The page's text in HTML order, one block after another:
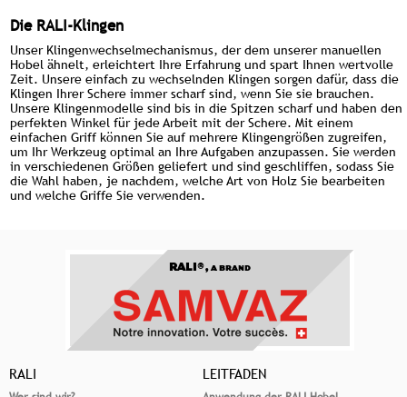
Die RALI-Klingen
Unser Klingenwechselmechanismus, der dem unserer manuellen
Hobel ähnelt, erleichtert Ihre Erfahrung und spart Ihnen wertvolle
Zeit. Unsere einfach zu wechselnden Klingen sorgen dafür, dass die
Klingen Ihrer Schere immer scharf sind, wenn Sie sie brauchen.
Unsere Klingenmodelle sind bis in die Spitzen scharf und haben den
perfekten Winkel für jede Arbeit mit der Schere. Mit einem
einfachen Griff können Sie auf mehrere Klingengrößen zugreifen,
um Ihr Werkzeug optimal an Ihre Aufgaben anzupassen. Sie werden
in verschiedenen Größen geliefert und sind geschliffen, sodass Sie
die Wahl haben, je nachdem, welche Art von Holz Sie bearbeiten
und welche Griffe Sie verwenden.
RALI®,A BRAND
RALI LEITFADEN